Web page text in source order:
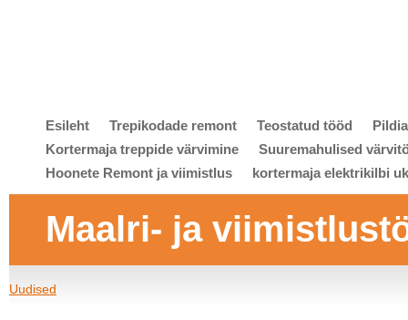
Esileht Trepikodade remont Teostatud tööd
Kortermaja treppide värvimine
Suuremahulised
Hoonete Remont ja viimistlus
kortermaja elektrikilbi
Maalri- ja
Uudised